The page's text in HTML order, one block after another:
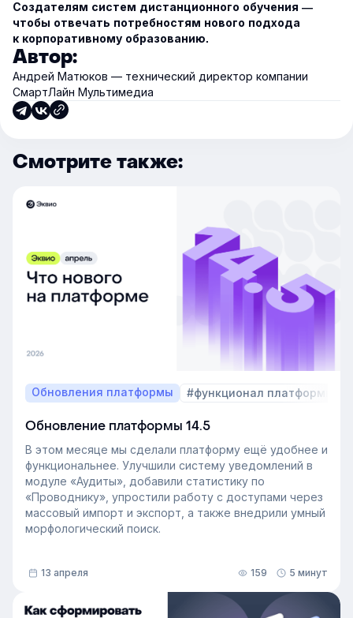
Создателям систем дистанционного обучения —
чтобы отвечать потребностям нового подхода
к корпоративному образованию.
Автор:
Андрей Матюков — технический директор компании
СмартЛайн Мультимедиа
Смотрите также:
Обновления платформы #функционал платформы
Обновление платформы 14.5
В этом месяце мы сделали платформу ещё удобнее и
функциональнее. Улучшили систему уведомлений в
модуле «Аудиты», добавили статистику по
«Проводнику», упростили работу с доступами через
массовый импорт и экспорт, а также внедрили умный
морфологический поиск.
13 апреля 159 5 минут